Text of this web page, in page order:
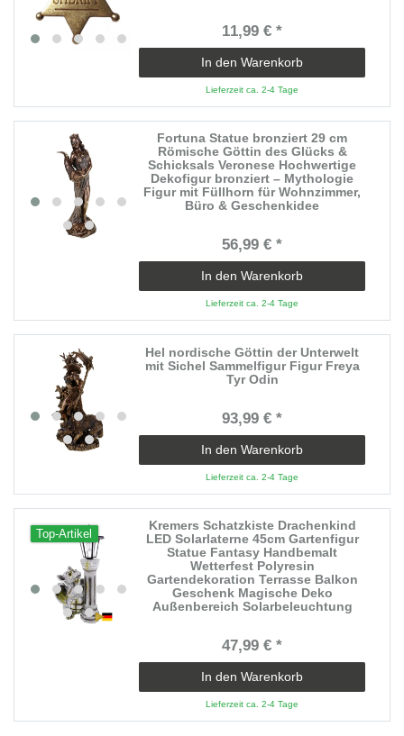
11,99 € *
In den Warenkorb
Lieferzeit ca. 2-4 Tage
Fortuna Statue bronziert 29 cm
Römische Göttin des Glücks &
Schicksals Veronese Hochwertige
Dekofigur bronziert – Mythologie
Figur mit Füllhorn für Wohnzimmer,
Büro & Geschenkidee
56,99 € *
In den Warenkorb
Lieferzeit ca. 2-4 Tage
Hel nordische Göttin der Unterwelt
mit Sichel Sammelfigur Figur Freya
Tyr Odin
93,99 € *
In den Warenkorb
Lieferzeit ca. 2-4 Tage
Top-Artikel
Kremers Schatzkiste Drachenkind
LED Solarlaterne 45cm Gartenfigur
Statue Fantasy Handbemalt
Wetterfest Polyresin
Gartendekoration Terrasse Balkon
Geschenk Magische Deko
Außenbereich Solarbeleuchtung
47,99 € *
In den Warenkorb
Lieferzeit ca. 2-4 Tage